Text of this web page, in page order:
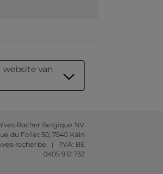
website van
Rocher Belgique NV
du Follet 50, 7540 Kain
rocher.be | TVA: BE
0405 912 732